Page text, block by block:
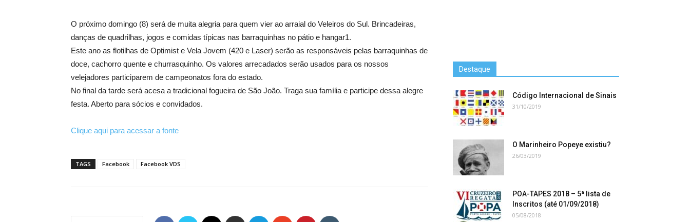
O próximo domingo (8) será de muita alegria para quem vier ao arraial do Veleiros do Sul. Brincadeiras,
danças de quadrilhas, jogos e comidas típicas nas barraquinhas no pátio e hangar1.
Este ano as flotilhas de Optimist e Vela Jovem (420 e Laser) serão as responsáveis pelas barraquinhas de
doce, cachorro quente e churrasquinho. Os valores arrecadados serão usados para os nossos
velejadores participarem de campeonatos fora do estado.
No final da tarde será acesa a tradicional fogueira de São João. Traga sua família e participe dessa alegre
festa. Aberto para sócios e convidados.
Clique aqui para acessar a fonte
TAGS Facebook Facebook VDS
Destaque
Código Internacional de Sinais
31/10/2019
O Marinheiro Popeye existiu?
26/03/2019
POA-TAPES 2018 – 5ª lista de
Inscritos (até 01/09/2018)
05/08/2018